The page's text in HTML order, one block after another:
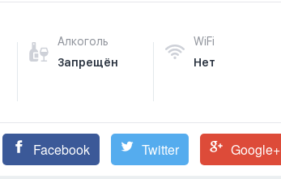
Алкоголь
Запрещён
WiFi
Нет
Facebook Twitter Google+